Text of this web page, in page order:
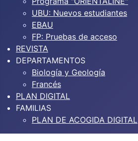
UBU: Nuevos estudiantes
EBAU
FP: Pruebas de acceso
REVISTA
DEPARTAMENTOS
Biología y Geología
Francés
PLAN DIGITAL
FAMILIAS
PLAN DE ACOGIDA DIGITAL